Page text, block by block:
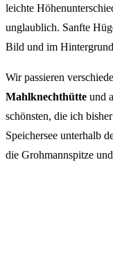
leichte
unglaublich. Sanfte
Bild und im
Wir passieren
Mahlknechthütte und
schönsten, die ich
Speichersee unterhalb
die Grohmannspitze